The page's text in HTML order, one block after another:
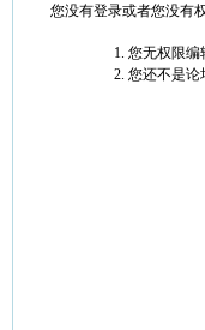
您没有登录或者您没有
您无权限编
您还不是论